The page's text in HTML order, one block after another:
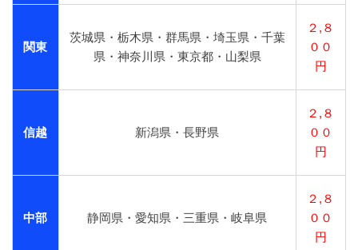
関東
茨城県・栃木県・群馬県・埼玉県・千葉
県・神奈川県・東京都・山梨県
２,８
００
円
信越 新潟県・長野県
２,８
００
円
中部 静岡県・愛知県・三重県・岐阜県
２,８
００
円